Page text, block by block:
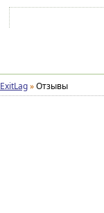
ExitLag » Отзывы